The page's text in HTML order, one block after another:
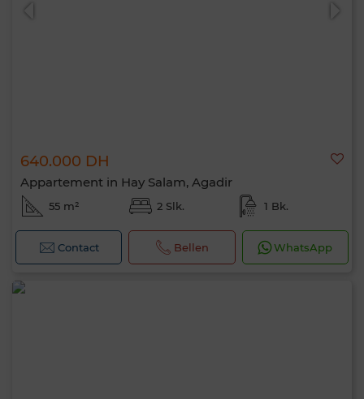
640.000 DH
Appartement in Hay Salam, Agadir
55 m² 2 Slk. 1 Bk.
Contact Bellen WhatsApp